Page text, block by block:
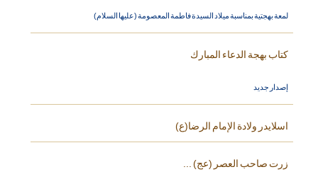
لمعة بهجتية بمناسبة ميلاد السيدة فاطمة المعصومة (عليها السلام)
كتاب بهجة الدعاء المبارك
إصدار جديد
اسلايدر ولادة الإمام الرضا(ع)
زرت صاحب العصر (عج) ...